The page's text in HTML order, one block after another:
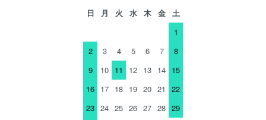
日 月 火 水 木 金
土
1
2
3 4 5 6 7
8
9
10 11 12 13 14 15
16 17 18 19 20 21
22
23 24 25 26 27 28 29